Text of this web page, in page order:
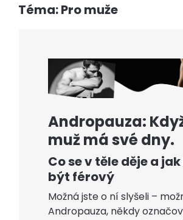
Téma: Pro muže
Andropauza:
muž má své dny.
Co se v těle děje a
být férový
Možná jste o ní slyšeli –
Andropauza, někdy